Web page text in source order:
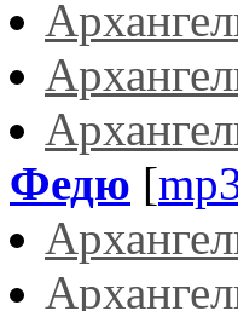
Федю [